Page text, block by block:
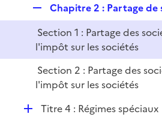
r
e
p
l
Chapitre 2 : Partage de
Section 1 : Partage des
l'impôt sur les sociétés
Section 2 : Partage des
l'impôt sur les sociétés
DTitre 4 : Régimes spéciaux